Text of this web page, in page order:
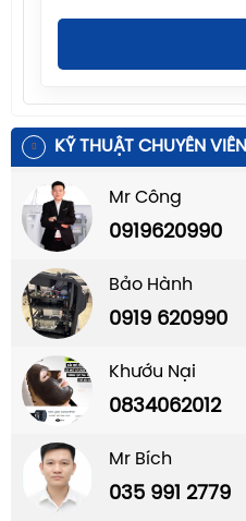
KỸ THUẬT CHUYÊN VIÊN
Mr Công
0919620990
Bảo Hành
0919 620990
Khướu Nại
0834062012
Mr Bích
035 991 2779